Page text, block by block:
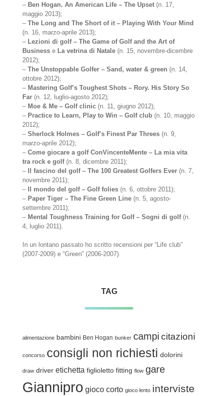
– Ben Hogan. An American Life – The Upset (n. 17,
maggio 2013);
–The Long and The Short of it – Playing With Your Mind
(n. 16, marzo-aprile 2013);
– Lezioni di golf – The Game of Golf and the Art of
Business e La vetrina di Natale (n. 15, novembre-dicembre
2012);
–The Unstoppable Golfer – Sand, water & green (n. 14,
ottobre 2012);
– Mastering Golf’s Toughest Shots – Rory. His Story So
Far (n. 12, luglio-agosto 2012);
– Moe & Me – Golf clinic (n. 11, giugno 2012);
– Practice to Learn, Play to Win – Golf club (n. 10, maggio
2012);
–Sherlock Holmes – Golf’s Finest Par Threes (n. 9,
marzo-aprile 2012);
–Come giocare a golf ConVincenteMente – La mia vita
tra rock e golf(n. 8, dicembre 2011);
–
Il fascino del golf – The 100 Greatest Golfers Ever (n. 7,
novembre 2011);
–
Il mondo del golf – Golf folies (n. 6, ottobre 2011);
– Paper Tiger – The Fine Green Line (n. 5, agosto-
settembre 2011);
– Mental Toughness Training for Golf – Sogni di golf(n.
4, luglio 2011).
In un lontano passato ho scritto recensioni per “Life club”
(2007-2009) e “Green” (2006-2007).
TAG
alimentazione bambini Ben Hogan bunker campi citazioni
concorso consigli non richiesti dolorini
draw driver etichetta figlioletto fitting flow gare
Giannipro gioco corto gioco lento interviste